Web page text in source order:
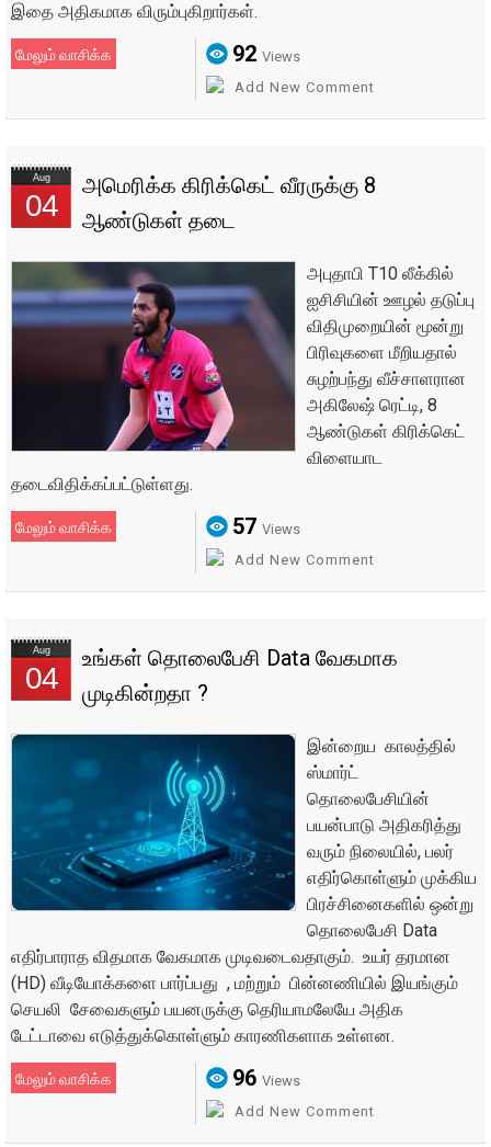
இதை அதிகமாக விரும்புகிறார்கள்.
மேலும் வாசிக்க 92 Views
Add New Comment
Aug
04
அமெரிக்க கிரிக்கெட் வீரருக்கு 8
ஆண்டுகள் தடை
அபுதாபி T10 லீக்கில்
ஐசிசியின் ஊழல் தடுப்பு
விதிமுறையின் மூன்று
பிரிவுகளை மீறியதால்
சுழற்பந்து வீச்சாளரான
அகிலேஷ் ரெட்டி, 8
ஆண்டுகள் கிரிக்கெட்
விளையாட
தடைவிதிக்கப்பட்டுள்ளது.
மேலும் வாசிக்க 57 Views
Add New Comment
Aug
04
உங்கள் தொலைபேசி Data வேகமாக
முடிகின்றதா ?
இன்றைய காலத்தில்
ஸ்மார்ட்
தொலைபேசியின்
பயன்பாடு அதிகரித்து
வரும் நிலையில், பலர்
எதிர்கொள்ளும் முக்கிய
பிரச்சினைகளில் ஒன்று
தொலைபேசி Data
எதிர்பாராத விதமாக வேகமாக முடிவடைவதாகும். உயர் தரமான
(HD) வீடியோக்களை பார்ப்பது , மற்றும் பின்னணியில் இயங்கும்
செயலி சேவைகளும் பயனருக்கு தெரியாமலேயே அதிக
டேட்டாவை எடுத்துக்கொள்ளும் காரணிகளாக உள்ளன.
மேலும் வாசிக்க 96 Views
Add New Comment